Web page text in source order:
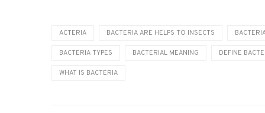
ACTERIA BACTERIA ARE HELPS TO INSECTS
BACTERIA TYPES BACTERIAL MEANING DEFINE
WHAT IS BACTERIA